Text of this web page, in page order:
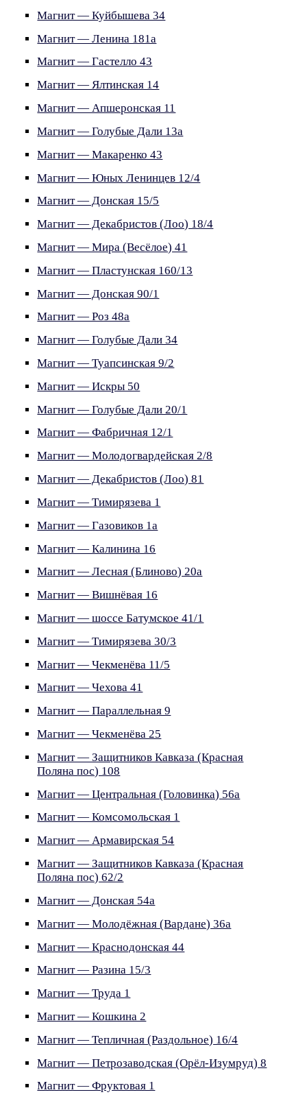
Магнит — Куйбышева 34
Магнит — Ленина 181а
Магнит — Гастелло 43
Магнит — Ялтинская 14
Магнит — Апшеронская 11
Магнит — Голубые Дали 13а
Магнит — Макаренко 43
Магнит — Юных Ленинцев 12/4
Магнит — Донская 15/5
Магнит — Декабристов (Лоо) 18/4
Магнит — Мира (Весёлое) 41
Магнит — Пластунская 160/13
Магнит — Донская 90/1
Магнит — Роз 48а
Магнит — Голубые Дали 34
Магнит — Туапсинская 9/2
Магнит — Искры 50
Магнит — Голубые Дали 20/1
Магнит — Фабричная 12/1
Магнит — Молодогвардейская 2/8
Магнит — Декабристов (Лоо) 81
Магнит — Тимирязева 1
Магнит — Газовиков 1а
Магнит — Калинина 16
Магнит — Лесная (Блиново) 20а
Магнит — Вишнёвая 16
Магнит — шоссе Батумское 41/1
Магнит — Тимирязева 30/3
Магнит — Чекменёва 11/5
Магнит — Чехова 41
Магнит — Параллельная 9
Магнит — Чекменёва 25
Магнит — Защитников Кавказа (Красная
Поляна пос) 108
Магнит — Центральная (Головинка) 56а
Магнит — Комсомольская 1
Магнит — Армавирская 54
Магнит — Защитников Кавказа (Красная
Поляна пос) 62/2
Магнит — Донская 54а
Магнит — Молодёжная (Вардане) 36а
Магнит — Краснодонская 44
Магнит — Разина 15/3
Магнит — Труда 1
Магнит — Кошкина 2
Магнит — Тепличная (Раздольное) 16/4
Магнит — Петрозаводская (Орёл-Изумруд) 8
Магнит — Фруктовая 1